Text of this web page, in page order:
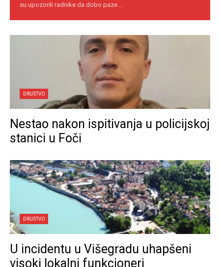
su upozorili radnike da dobo paze ...
DRUŠTVO
Nestao nakon ispitivanja u policijskoj
stanici u Foči
DRUŠTVO
U incidentu u Višegradu uhapšeni
visoki lokalni funkcioneri